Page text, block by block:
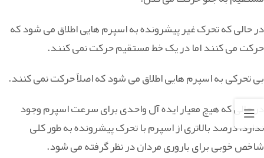
در حالی که تحرک غیر پیشرونده به اسپرم هایی اطلاق می شود که
حرکت می کنند اما در یک خط مستقیم حرکت نمی کنند.
بی تحرکی به اسپرم هایی اطلاق می شود که اصلاً حرکت نمی کنند.
در حالی که هیچ معیار ایده آل واحدی برای سرعت اسپرم وجود
ندارد، درصد بالاتری از اسپرم با تحرک پیشرونده به طور کلی
شاخص خوبی برای باروری مردان در نظر گرفته می شود.